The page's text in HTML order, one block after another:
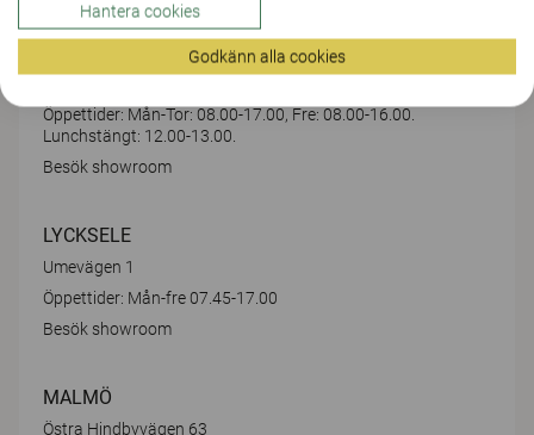
Öppettider: Mån-Tor: 08.00-17.00, Fre: 08.00-16.00.
Lunchstängt: 12.00-13.00.
Besök showroom
LYCKSELE
Umevägen 1
Öppettider: Mån-fre 07.45-17.00
Besök showroom
MALMÖ
Östra Hindbyvägen 63
Hantera cookies
Godkänn alla cookies